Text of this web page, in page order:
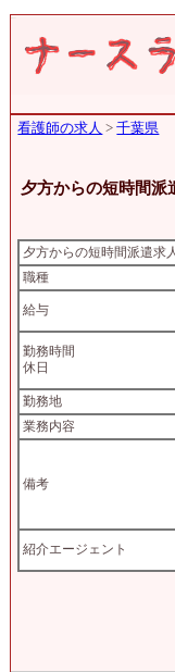
看護師の求人 >千葉県
夕方からの短時間派
夕方からの短時間派遣求
職種
給与
勤務時間
休日
勤務地
業務内容
備考
紹介エージェント